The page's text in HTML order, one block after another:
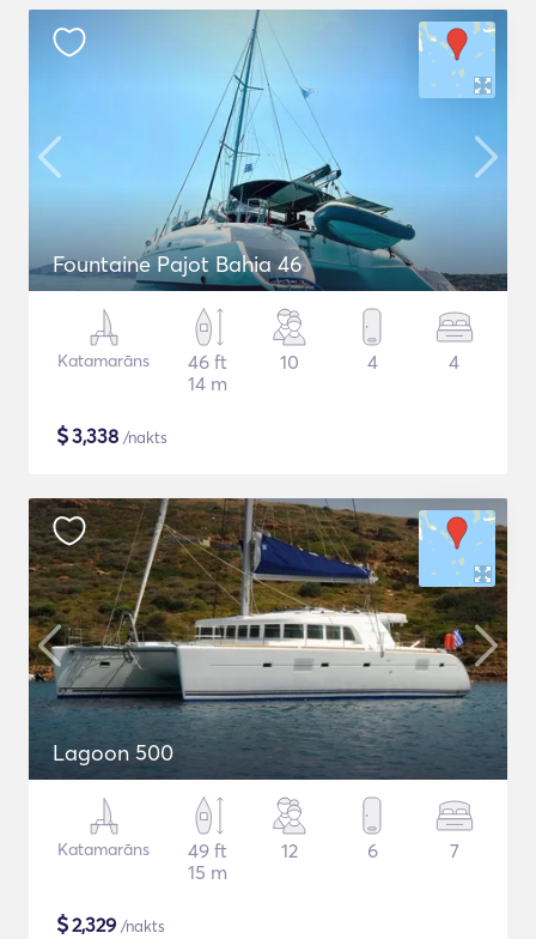
Fountaine Pajot Bahia 46
Katamarāns
46 ft
14 m
10 4 4
$3,338 /nakts
Lagoon 500
Katamarāns
49 ft
15 m
12 6 7
$2,329 /nakts